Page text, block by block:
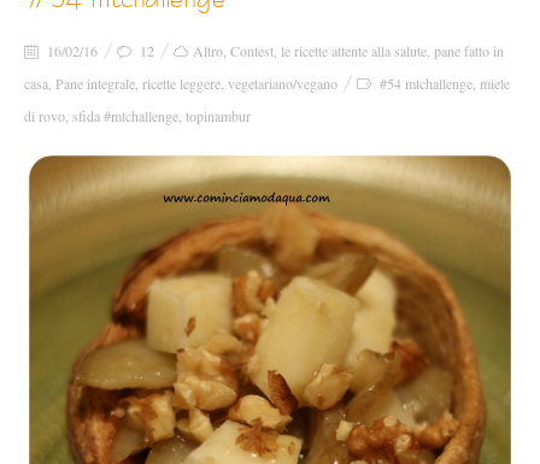
16/02/16 12 Altro Contest le ricette attente alla salute pane fatto in
casa Pane integrale ricette leggere vegetariano/vegano #54 mtchallenge miele
di rovo sfida #mtchallenge topinambur